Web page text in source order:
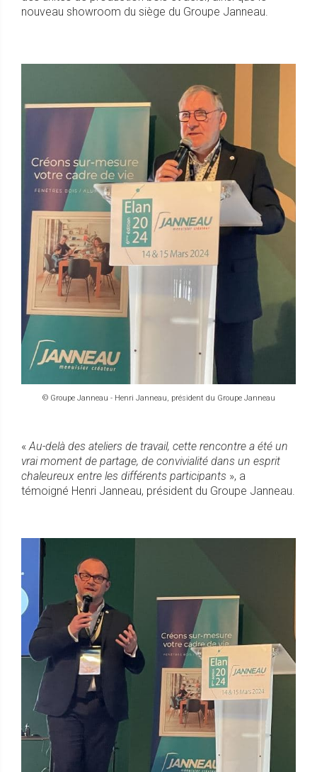
nouveau showroom du siège du Groupe Janneau.
© Groupe Janneau - Henri Janneau, président du Groupe Janneau
« Au-delà des ateliers de travail, cette rencontre a été un
vrai moment de partage, de convivialité dans un esprit
chaleureux entre les différents participants », a
témoigné Henri Janneau, président du Groupe Janneau.